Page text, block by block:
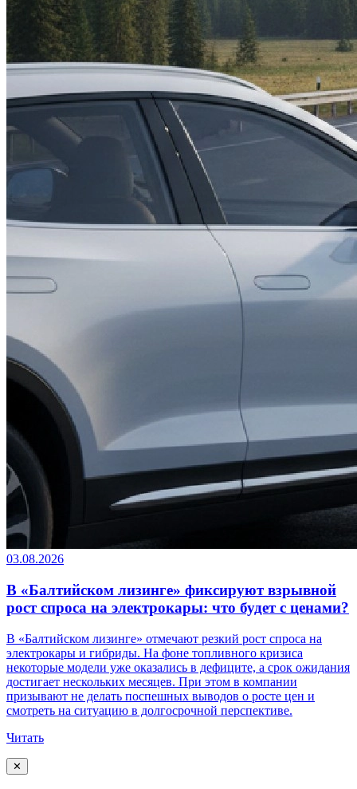
03.08.2026
В «Балтийском лизинге» фиксируют взрывной
рост спроса на электрокары: что будет с ценами?
В «Балтийском лизинге» отмечают резкий рост спроса на
электрокары и гибриды. На фоне топливного кризиса
некоторые модели уже оказались в дефиците, а срок ожидания
достигает нескольких месяцев. При этом в компании
призывают не делать поспешных выводов о росте цен и
смотреть на ситуацию в долгосрочной перспективе.
Читать
✕